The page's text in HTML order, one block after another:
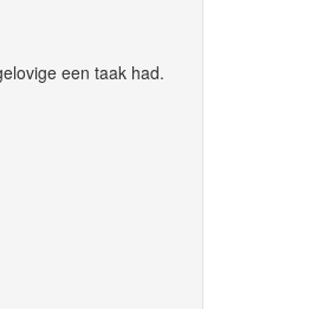
een taak had.